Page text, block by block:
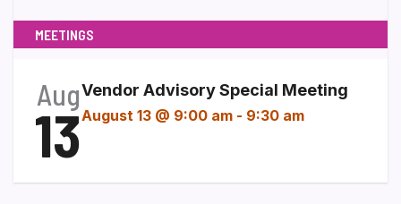
MEETINGS
Aug
13
Vendor Advisory Special Meeting
August 13 @ 9:00 am - 9:30 am